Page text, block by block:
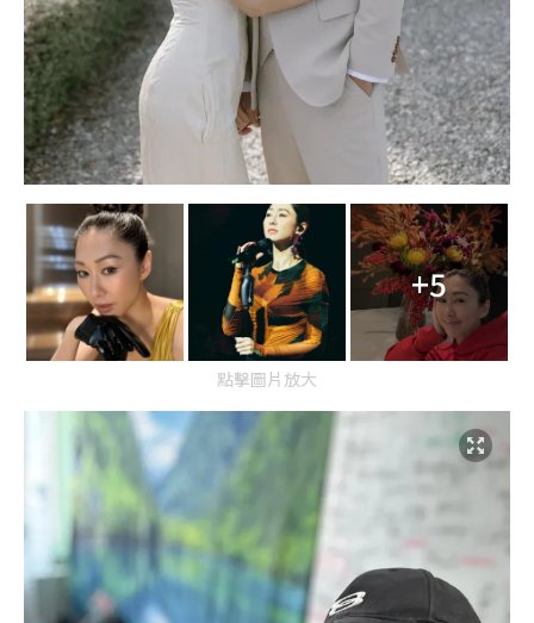
+5
點擊圖片放大